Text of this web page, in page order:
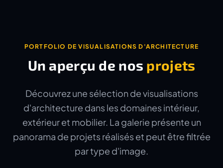
PORTFOLIO DE VISUALISATIONS D'ARCHITECTURE
Un aperçu de nos projets
Découvrez une sélection de visualisations
d'architecture dans les domaines intérieur,
extérieur et mobilier. La galerie présente un
panorama de projets réalisés et peut être filtrée
par type d'image.